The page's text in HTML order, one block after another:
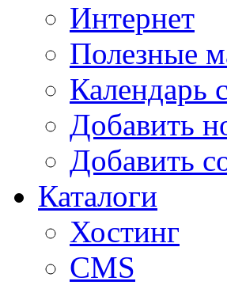
Интернет
Полезные
Календарь
Добавить
Добавить
Каталоги
Хостинг
CMS